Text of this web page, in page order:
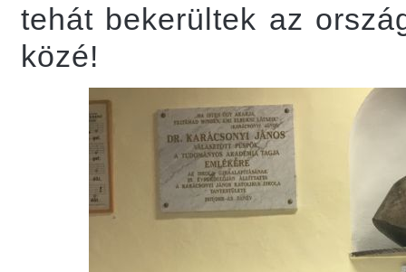
tehát bekerültek az
közé!